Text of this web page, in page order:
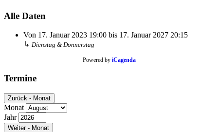
Alle Daten
Von 17. Januar 2023 19:00 bis 17. Januar 2027 20:15
↳ Dienstag & Donnerstag
Powered by iCagenda
Termine
Zurück - Monat
Monat
Jahr
Weiter - Monat